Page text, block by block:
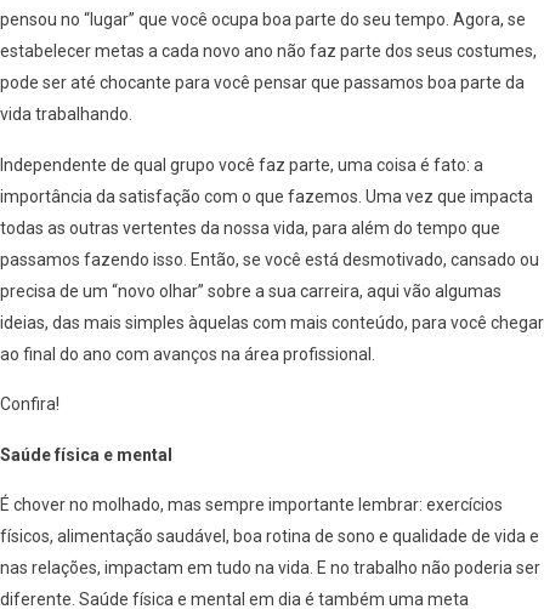
pensou no “lugar” que você ocupa boa parte do seu tempo. Agora, se
estabelecer metas a cada novo ano não faz parte dos seus costumes,
pode ser até chocante para você pensar que passamos boa parte da
vida trabalhando.
Independente de qual grupo você faz parte, uma coisa é fato: a
importância da satisfação com o que fazemos. Uma vez que impacta
todas as outras vertentes da nossa vida, para além do tempo que
passamos fazendo isso. Então, se você está desmotivado, cansado ou
precisa de um “novo olhar” sobre a sua carreira, aqui vão algumas
ideias, das mais simples àquelas com mais conteúdo, para você chegar
ao final do ano com avanços na área profissional.
Confira!
Saúde física e mental
É chover no molhado, mas sempre importante lembrar: exercícios
físicos, alimentação saudável, boa rotina de sono e qualidade de vida e
nas relações, impactam em tudo na vida. E no trabalho não poderia ser
diferente. Saúde física e mental em dia é também uma meta